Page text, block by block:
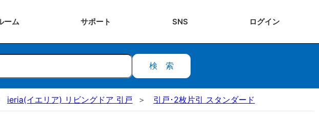
ーム サポート SNS ログイン
検索
ieria(イエリア) リビングドア 引戸 引戸･2枚片引 スタンダード